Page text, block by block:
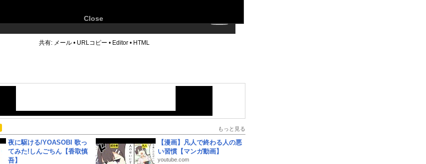
Close
共有: メール • URLコピー • Editor • HTML
もっと見る
夜に駆ける/YOASOBI 歌っ
てみた!しんごちん【香取慎
吾】
【漫画】凡人で終わる人の悪
い習慣【マンガ動画】
youtube.com